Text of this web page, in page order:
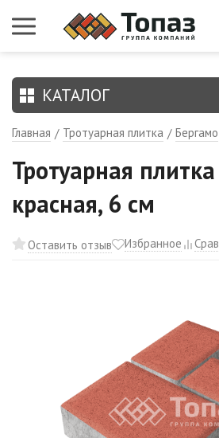
КАТАЛОГ
Главная / Тротуарная плитка / Бергамо
Тротуарная
красная, 6 см
Оставить отзыв Избранное